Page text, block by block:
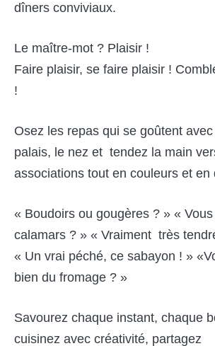
dîners conviviaux.
Le maître-mot ? Plaisir !
Faire plaisir, se faire plaisir !
!
Osez les repas qui se goûtent
palais, le nez et tendez la main
associations tout en couleurs et en
« Boudoirs ou gougères ? » «
calamars ? » « Vraiment très
« Un vrai péché, ce sabayon ! »
bien du fromage ? »
Savourez chaque instant, chaque
cuisinez avec créativité, partagez